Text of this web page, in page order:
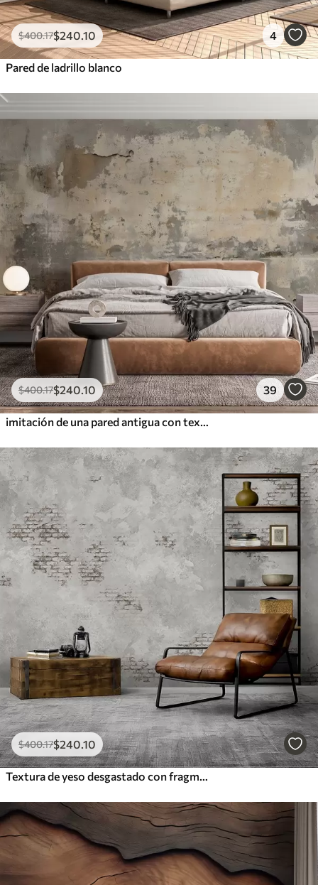
$400.17$240.10 4
Pared de ladrillo blanco
$400.17$240.10 39
imitación de una pared antigua con textura
$400.17$240.10
Textura de yeso desgastado con fragmentos de ladrillo visto